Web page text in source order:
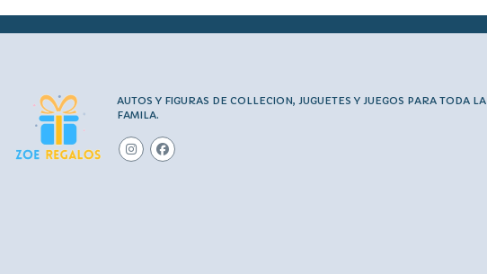
AUTOS Y FIGURAS DE COLLECION, JUGUETES Y JUEGOS PARA TODA LA
FAMILA.